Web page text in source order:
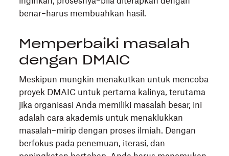
benar–harus membuahkan hasil.
Memperbaiki masalah
dengan DMAIC
Meskipun mungkin menakutkan untuk mencoba
proyek DMAIC untuk pertama kalinya, terutama
jika organisasi Anda memiliki masalah besar, ini
adalah cara akademis untuk menaklukkan
masalah–mirip dengan proses ilmiah. Dengan
berfokus pada penemuan, iterasi, dan